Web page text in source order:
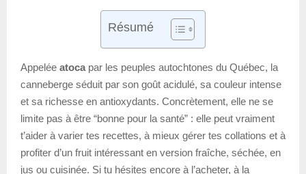
Résumé
Appelée atoca par les peuples autochtones du Québec, la
canneberge séduit par son goût acidulé, sa couleur intense
et sa richesse en antioxydants. Concrètement, elle ne se
limite pas à être “bonne pour la santé” : elle peut vraiment
t’aider à varier tes recettes, à mieux gérer tes collations et à
profiter d’un fruit intéressant en version fraîche, séchée, en
jus ou cuisinée. Si tu hésites encore à l’acheter, à la